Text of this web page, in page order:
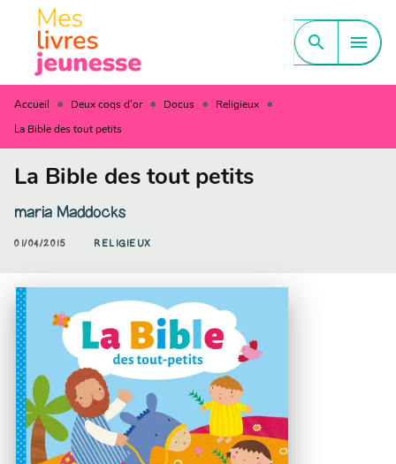
MENU CONTENU
PIED DE PAGE
search menu
Accueil • Deux coqs d'or • Docus • Religieux •
La Bible des tout petits
La Bible des tout petits
maria Maddocks
01/04/2015 RELIGIEUX